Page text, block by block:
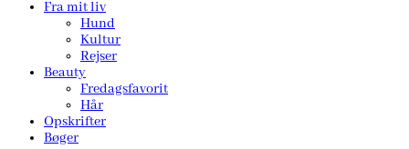
Fra mit liv
Hund
Kultur
Rejser
Beauty
Fredagsfavorit
Hår
Opskrifter
Bøger